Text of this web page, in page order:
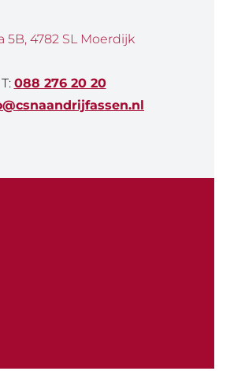
5B, 4782 SL Moerdijk
T: 088 276 20 20